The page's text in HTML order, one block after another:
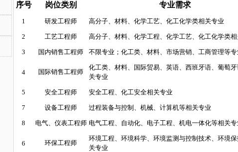
序号
岗位类别 专业需求
1 研发工程师 高分子、材料、化学工艺、化工化学类相关专业
2 工艺工程师 高分子、材料、化学工程、化学工艺、化工化学类
3 国内销售工程师 不限专业；化工类、材料、市场营销、工商管理等
4 国际销售工程师
化工类、材料、国际贸易、英语、西班牙语、葡萄
关专业
5 安全工程师 安全工程、化工安全相关专业
7 设备工程师 过程装备与控制、机械、计算机等相关专业
8 电气、仪表工程师 电气工程、自动化、电子工程、机电一体化等相关专
6 环保工程师
环境工程、环境科学、环境监测与控制技术、环境
关专业